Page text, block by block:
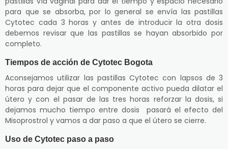
para que se absorba, por lo general se envía las pastillas
Cytotec cada 3 horas y antes de introducir la otra dosis
debemos revisar que las pastillas se hayan absorbido por
completo.
Tiempos de acción de Cytotec Bogota
Aconsejamos utilizar las pastillas Cytotec con lapsos de 3
horas para dejar que el componente activo pueda dilatar el
útero y con el pasar de las tres horas reforzar la dosis, si
dejamos mucho tiempo entre dosis pasará el efecto del
Misoprostrol y vamos a dar paso a que el útero se cierre.
Uso de Cytotec paso a paso